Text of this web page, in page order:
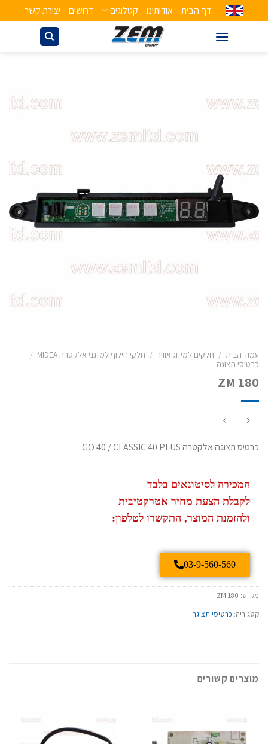
דף הבית אודותינו קטלוגים דרושים יצירת קשר
עמוד הבית / חלקים למיזוג אוויר / חלקי חילוף למזגני אלקטרה MIDEA
/
כרטיסי תצוגה
ZM 180
כרטיס תצוגה אלקטרה GO 40 / CLASSIC 40 PLUS
המכירה לסיטונאים בלבד
לקבלת הצעת מחיר אטרקטיבית
ולהזמנת המוצר, התקשרו לטלפון:
03-9-560-560
מק"ט: ZM 180
קטגוריה: כרטיסי תצוגה
מוצרים קשורים